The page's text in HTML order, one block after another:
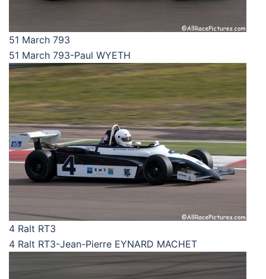
51 March 793
51 March 793-Paul WYETH
4 Ralt RT3
4 Ralt RT3-Jean-Pierre EYNARD MACHET